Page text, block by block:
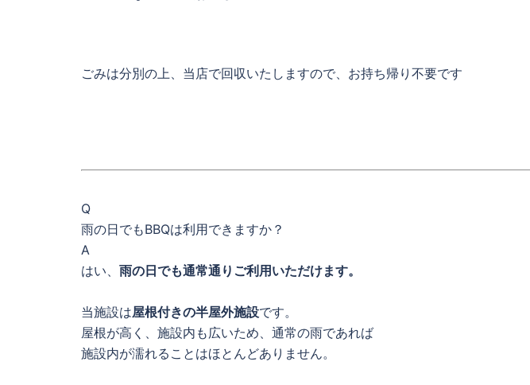
ごみは分別の上、当店で回収いたしますので、お持ち帰り不要です
Q
雨の日でもBBQは利用できますか？
A
はい、 雨の日でも通常通りご利用いただけます。
当施設は屋根付きの半屋外施設です。
屋根が高く、施設内も広いため、通常の雨であれば
施設内が濡れることはほとんどありません。